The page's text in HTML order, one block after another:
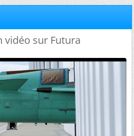
vidéo sur Futura